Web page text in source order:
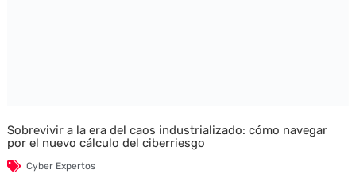
Sobrevivir a la era del caos industrializado: cómo navegar
por el nuevo cálculo del ciberriesgo
Cyber Expertos